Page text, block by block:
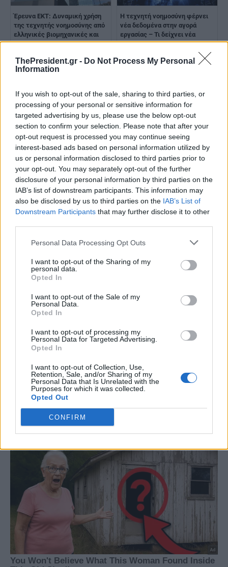
ThePresident.gr - Do Not Process My Personal
Information
If you wish to opt-out of the sale, sharing to third parties, or
processing of your personal or sensitive information for
targeted advertising by us, please use the below opt-out
section to confirm your selection. Please note that after your
opt-out request is processed you may continue seeing
interest-based ads based on personal information utilized by
us or personal information disclosed to third parties prior to
your opt-out. You may separately opt-out of the further
disclosure of your personal information by third parties on the
IAB’s list of downstream participants. This information may
also be disclosed by us to third parties on the IAB’s List of
Downstream Participants that may further disclose it to other
Personal Data Processing Opt Outs
I want to opt-out of the Sharing of my
personal data.
Opted In
I want to opt-out of the Sale of my
Personal Data.
Opted In
I want to opt-out of processing my
Personal Data for Targeted Advertising.
Opted In
I want to opt-out of Collection, Use,
Retention, Sale, and/or Sharing of my
Personal Data that Is Unrelated with the
Purposes for which it was collected.
Opted Out
CONFIRM
Έρευνα ΕΚΤ: Δυναμική χρήση
της τεχνητής νοημοσύνης από
ελληνικές βιομηχανικές και
εμπορικές επιχειρήσεις
Η τεχνητή νοημοσύνη φέρνει
νέα δεδομένα στην αγορά
εργασίας – Τι δείχνει νέα
έρευνα
ESET: Οι κίνδυνοι από τη χρήση
AI chatbots για ιατρικές
Οι πολίτες αναγνωρίζουν τα
οφέλη της τεχνητής
νοημοσύνης, αλλά ανησυχούν
για τις αρνητικές επιπτώσεις
της
Microsoft: Το χάσμα χρήσης της
στις πλούσιες και φτωχές
χώρες διευρύνεται
Έρευνα: Νέοι στην Ευρώπη
Τεχνητής Νοημοσύνης για για
αντίκτυπός της στην αγορά
εργασίας – Τι δείχνουν
μελέτες σε Ευρώπη και ΗΠΑ
για την Τεχνητή Νοημοσύνη